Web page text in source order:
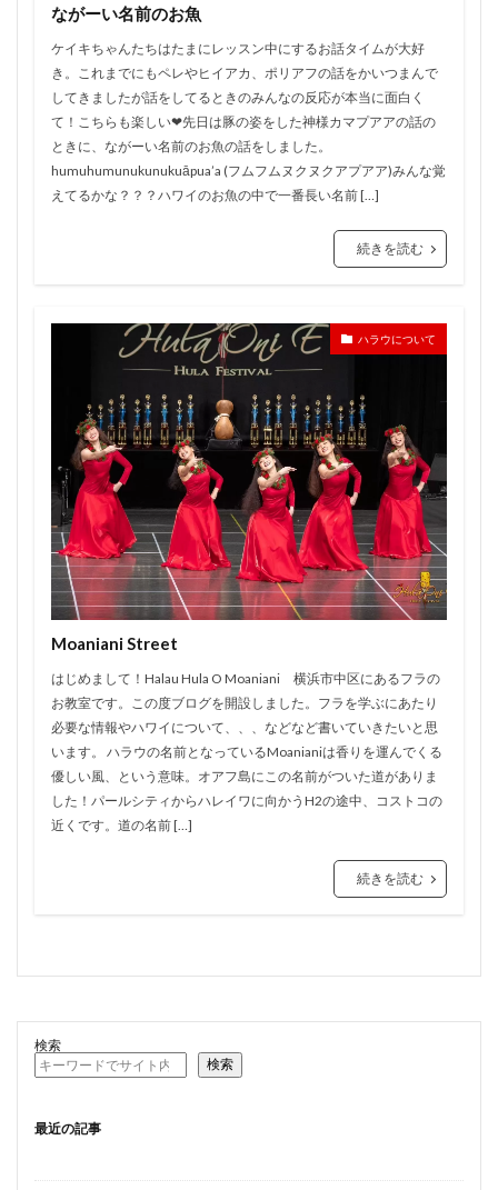
ながーい名前のお魚
ケイキちゃんたちはたまにレッスン中にするお話タイムが大好
き。これまでにもペレやヒイアカ、ポリアフの話をかいつまんで
してきましたが話をしてるときのみんなの反応が本当に面白く
て！こちらも楽しい❤︎先日は豚の姿をした神様カマプアアの話の
ときに、ながーい名前のお魚の話をしました。
humuhumunukunukuāpua’a (フムフムヌクヌクアプアア)みんな覚
えてるかな？？？ハワイのお魚の中で一番長い名前 […]
続きを読む
ハラウについて
Moaniani Street
はじめまして！Halau Hula O Moaniani 横浜市中区にあるフラの
お教室です。この度ブログを開設しました。フラを学ぶにあたり
必要な情報やハワイについて、、、などなど書いていきたいと思
います。 ハラウの名前となっているMoanianiは香りを運んでくる
優しい風、という意味。オアフ島にこの名前がついた道がありま
した！パールシティからハレイワに向かうH2の途中、コストコの
近くです。道の名前 […]
続きを読む
検索
検索
最近の記事